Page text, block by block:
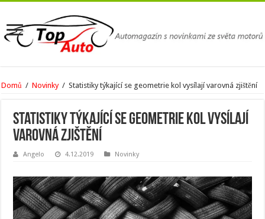
Domů / Novinky / Statistiky týkající se geometrie kol vysílají varovná zjištění
Statistiky týkající se geometrie kol vysílají
varovná zjištění
Angelo 4.12.2019 Novinky